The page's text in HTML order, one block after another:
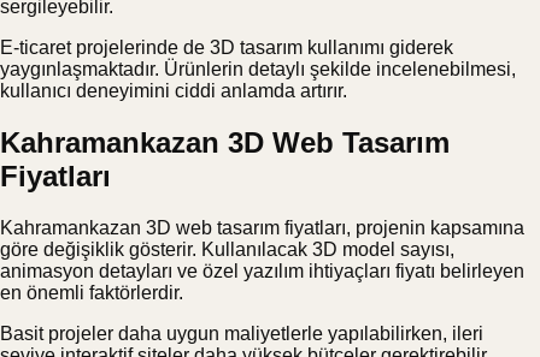
sergileyebilir.
E-ticaret projelerinde de 3D tasarım kullanımı giderek
yaygınlaşmaktadır. Ürünlerin detaylı şekilde incelenebilmesi,
kullanıcı deneyimini ciddi anlamda artırır.
Kahramankazan 3D Web Tasarım
Fiyatları
Kahramankazan 3D web tasarım fiyatları, projenin kapsamına
göre değişiklik gösterir. Kullanılacak 3D model sayısı,
animasyon detayları ve özel yazılım ihtiyaçları fiyatı belirleyen
en önemli faktörlerdir.
Basit projeler daha uygun maliyetlerle yapılabilirken, ileri